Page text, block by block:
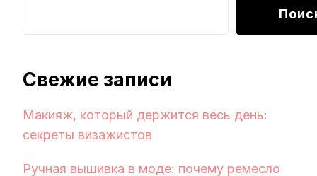
Свежие записи
Макияж, который держится весь день:
секреты визажистов
Ручная вышивка в моде: почему ремесло